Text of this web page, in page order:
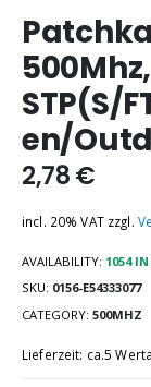
STP(S/
en/
2,78€
incl. 20% VAT zzgl.
AVAILABILITY: 1054
SKU: 0156-E54333077
CATEGORY: 500MHZ
Lieferzeit: ca.5